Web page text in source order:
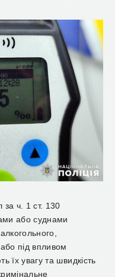
за ч. 1 ст. 130
або суднами
під впливом
їх увагу та швидкість